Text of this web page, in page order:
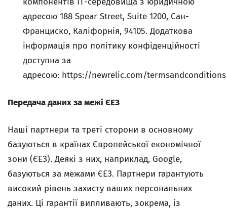
адресою 188 Spear Street, Suite 1200, Сан-
Франциско, Каліфорнія, 94105. Додаткова
інформація про політику конфіденційності
доступна за
адресою: https://newrelic.com/
Передача даних за межі ЄЕЗ
Наші партнери та треті сторони в основному
базуються в країнах Європейської економічної
зони (ЄЕЗ). Деякі з них, наприклад, Google,
базуються за межами ЄЕЗ. Партнери гарантують
високий рівень захисту ваших персональних
даних. Ці гарантії випливають, зокрема, із